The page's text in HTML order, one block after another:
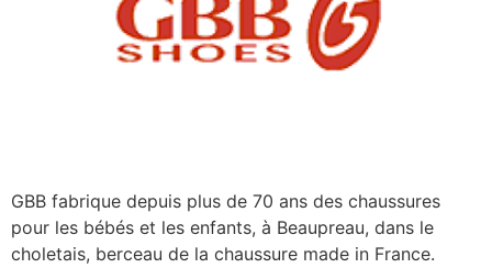
GBB fabrique depuis plus de 70 ans des chaussures
pour les bébés et les enfants, à Beaupreau, dans le
choletais, berceau de la chaussure made in France.